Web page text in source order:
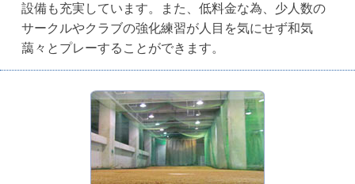
設備も充実しています。また、低料金な為、少人数の
サークルやクラブの強化練習が人目を気にせず和気
藹々とプレーすることができます。